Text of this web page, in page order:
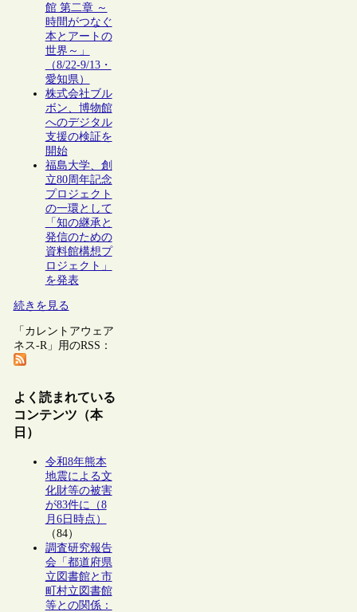
館 第二章 ～
時間がつなぐ
本とアートの
世界～」
（8/22-9/13・
愛知県）
株式会社ブル
ボン、博物館
へのデジタル
支援の検証を
開始
福島大学、創
立80周年記念
プロジェクト
の一環として
「知の継承と
発信のための
資料館構想プ
ロジェクト」
を発表
続きを見る
「カレントアウェア
ネス-R」用のRSS：
よく読まれている
コンテンツ（本
日）
令和8年熊本
地震による文
化財等の被害
が83件に（8
月6日時点）
（84）
調査研究報告
会「都道府県
立図書館と市
町村立図書館
等との関係：